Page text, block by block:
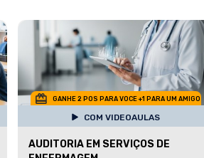
GANHE 2 POS PARA VOCE +1 PARA UM AMIGO
COM VIDEOAULAS
AUDITORIA EM SERVIÇOS DE